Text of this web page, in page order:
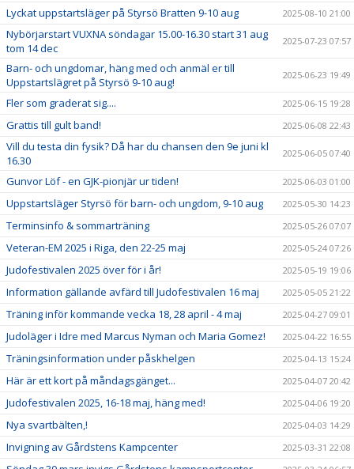
Lyckat uppstartsläger på Styrsö Bratten 9-10 aug 2025-08-10 21:00
Nybörjarstart VUXNA söndagar 15.00-16.30 start 31 aug
tom 14 dec
2025-07-23 07:57
Barn- och ungdomar, häng med och anmäl er till
Uppstartslägret på Styrsö 9-10 aug!
2025-06-23 19:49
Fler som graderat sig.... 2025-06-15 19:28
Grattis till gult band! 2025-06-08 22:43
Vill du testa din fysik? Då har du chansen den 9e juni kl
16.30
2025-06-05 07:40
Gunvor Löf - en GJK-pionjär ur tiden! 2025-06-03 01:00
Uppstartsläger Styrsö för barn- och ungdom, 9-10 aug 2025-05-30 14:23
Terminsinfo & sommarträning 2025-05-26 07:07
Veteran-EM 2025 i Riga, den 22-25 maj 2025-05-24 07:26
Judofestivalen 2025 över för i år! 2025-05-19 19:06
Information gällande avfärd till Judofestivalen 16 maj 2025-05-05 21:22
Träning inför kommande vecka 18, 28 april - 4 maj 2025-04-27 09:01
Judoläger i Idre med Marcus Nyman och Maria Gomez! 2025-04-22 16:55
Träningsinformation under påskhelgen 2025-04-13 15:24
Här är ett kort på måndagsgänget... 2025-04-07 20:42
Judofestivalen 2025, 16-18 maj, häng med! 2025-04-06 19:20
Nya svartbälten,! 2025-04-03 14:29
Invigning av Gårdstens Kampcenter 2025-03-31 22:08